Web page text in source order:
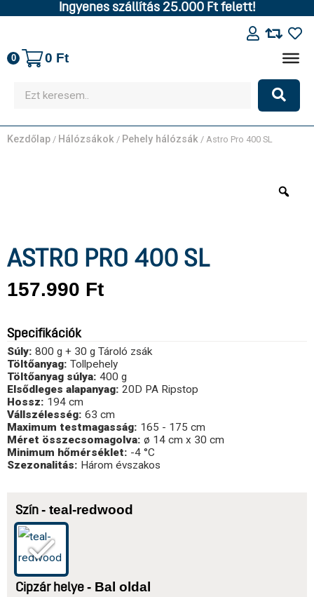
Ingyenes szállítás 25.000 Ft felett!
0 0 Ft
Kezdőlap / Hálózsákok / Pehely hálózsák / Astro Pro 400 SL
ASTRO PRO 400 SL
157.990 Ft
Specifikációk
Súly: 800 g + 30 g Tároló zsák
Töltőanyag: Tollpehely
Töltőanyag súlya: 400 g
Elsődleges alapanyag: 20D PA Ripstop
Hossz: 194 cm
Vállszélesség: 63 cm
Maximum testmagasság: 165 - 175 cm
Méret összecsomagolva: ø 14 cm x 30 cm
Minimum hőmérséklet: -4 °C
Szezonalitás: Három évszakos
Szín - teal-redwood
Cipzár helye - Bal oldal